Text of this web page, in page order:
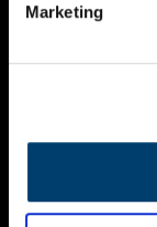
Marketing
NIEUWS
KALENDER
ACTIVITEITEN